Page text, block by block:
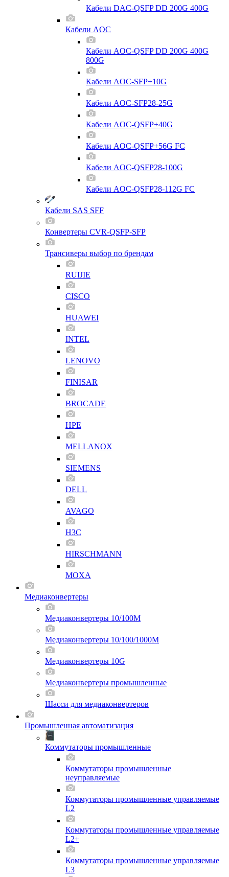
Кабели DAC-QSFP DD 200G 400G
Кабели AOC
Кабели AOC-QSFP DD 200G 400G
800G
Кабели AOC-SFP+10G
Кабели AOC-SFP28-25G
Кабели AOC-QSFP+40G
Кабели AOC-QSFP+56G FC
Кабели AOC-QSFP28-100G
Кабели AOC-QSFP28-112G FC
Кабели SAS SFF
Конвертеры CVR-QSFP-SFP
Трансиверы выбор по брендам
RUIJIE
CISCO
HUAWEI
INTEL
LENOVO
FINISAR
BROCADE
HPE
MELLANOX
SIEMENS
DELL
AVAGO
H3C
HIRSCHMANN
MOXA
Медиаконвертеры
Медиаконвертеры 10/100M
Медиаконвертеры 10/100/1000M
Медиаконвертеры 10G
Медиаконвертеры промышленные
Шасси для мeдиаконвертеров
Промышленная автоматизация
Коммутаторы промышленные
Коммутаторы промышленные
неуправляемые
Коммутаторы промышленные управляемые
L2
Коммутаторы промышленные управляемые
L2+
Коммутаторы промышленные управляемые
L3